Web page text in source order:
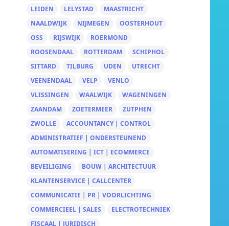
LEIDEN
LELYSTAD
MAASTRICHT
NAALDWIJK
NIJMEGEN
OOSTERHOUT
OSS
RIJSWIJK
ROERMOND
ROOSENDAAL
ROTTERDAM
SCHIPHOL
SITTARD
TILBURG UDEN
UTRECHT
VEENENDAAL
VELP
VENLO
VLISSINGEN
WAALWIJK
WAGENINGEN
ZAANDAM
ZOETERMEER
ZUTPHEN
ZWOLLE
ACCOUNTANCY | CONTROL
ADMINISTRATIEF | ONDERSTEUNEND
AUTOMATISERING | ICT | ECOMMERCE
BEVEILIGING
BOUW | ARCHITECTUUR
KLANTENSERVICE | CALLCENTER
COMMUNICATIE | PR | VOORLICHTING
COMMERCIEEL | SALES
ELECTROTECHNIEK
FISCAAL | JURIDISCH